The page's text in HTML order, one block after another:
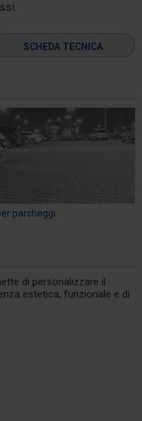
SCHEDA TECNICA
parcheggi
di personalizzare il
estetica, funzionale e di